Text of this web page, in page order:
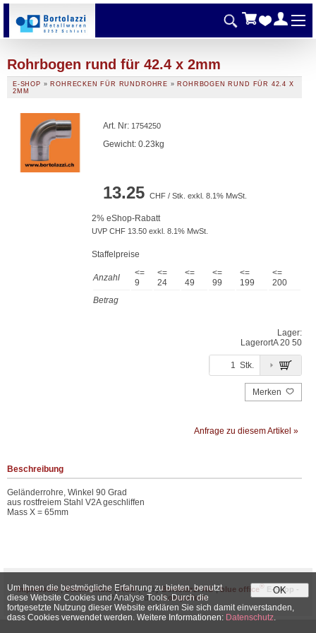
Rohrbogen rund für 42.4 x 2mm
E-SHOP » ROHRECKEN FÜR RUNDROHRE » ROHRBOGEN RUND FÜR 42.4 X
2MM
Art. Nr: 1754250
Gewicht: 0.23kg
13.25 CHF / Stk. exkl. 8.1% MwSt.
2% eShop-Rabatt
UVP CHF 13.50 exkl. 8.1% MwSt.
Staffelpreise
Anzahl
<=
9
<=
24
<=
49
<=
99
<=
199
<=
200
Betrag
Lager:
LagerortA 20 50
Stk.
Merken
Anfrage zu diesem Artikel »
Beschreibung
Geländerrohre, Winkel 90 Grad
aus rostfreiem Stahl V2A geschliffen
Mass X = 65mm
Impressum |Datenschutz |AGB| © byBortolazzi AG|blue office ®
E-Shop -
Developed by CompuTech
OK
Um Ihnen die bestmögliche Erfahrung zu bieten, benutzt
diese Website Cookies und Analyse Tools. Durch die
fortgesetzte Nutzung dieser Website erklären Sie sich damit einverstanden,
dass Cookies verwendet werden. Weitere Informationen: Datenschutz.